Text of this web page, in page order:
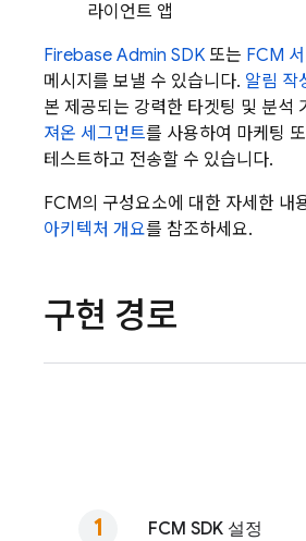
라이언트 앱
Firebase Admin SDK 또는 FCM
메시지를 보낼 수 있습니다. 알림 작
본 제공되는 강력한 타겟팅 및 분석
져온 세그먼트를 사용하여 마케팅
테스트하고 전송할 수 있습니다.
FCM의 구성요소에 대한 자세한 내
아키텍처 개요를 참조하세요.
구현 경로
FCM SDK 설정